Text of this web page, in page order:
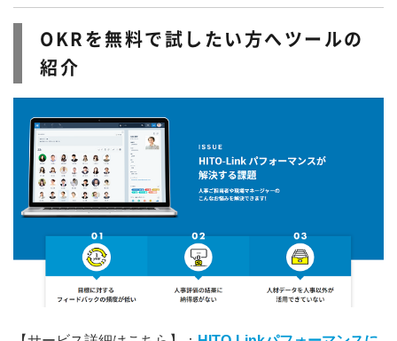
OKRを無料で試したい方へツールの
紹介